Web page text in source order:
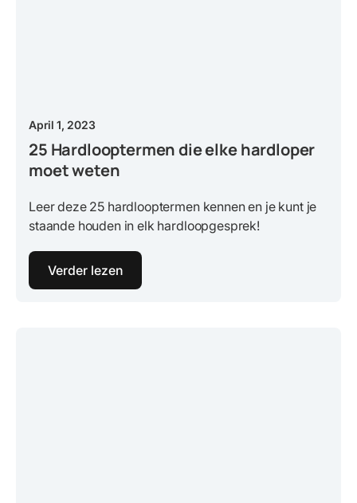
April 1, 2023
25 Hardlooptermen die elke hardloper
moet weten
Leer deze 25 hardlooptermen kennen en je kunt je
staande houden in elk hardloopgesprek!
Verder lezen